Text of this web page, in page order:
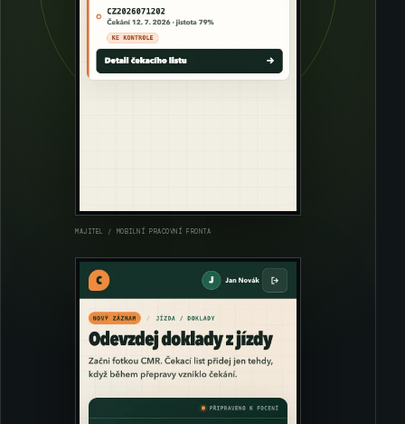
MAJITEL / MOBILNÍ PRACOVNÍ FRONTA